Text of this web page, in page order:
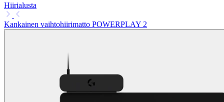
Hiirialusta
Kankainen vaihtohiirimatto POWERPLAY 2